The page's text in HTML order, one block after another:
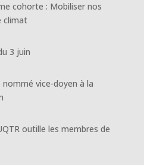
cohorte : Mobiliser nos
climat
3 juin
vice-doyen à la
outille les membres de